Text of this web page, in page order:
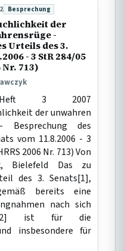
Beitragsart:
Besprechung
der
-
Urteils des 3.
- 3 StR 284/05
Nr. 713)
3 2007
der unwahren
Besprechung des
vom 11.8.2006 - 3
2006 Nr. 713) Von
Bielefeld Das zu
des 3. Senats[1],
bereits eine
nach sich
ist für die
insbesondere für